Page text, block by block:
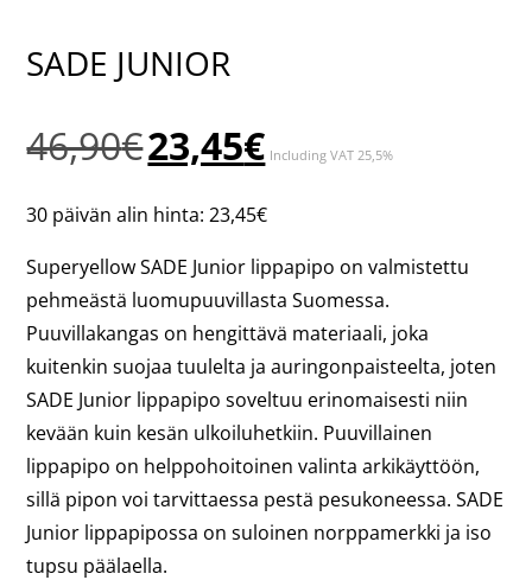
SADE JUNIOR
46,90€ Alkuperäinen
hinta
46,90€.
23,45€hinta
23,45€.
Including VAT 25,5%
30 päivän alin hinta:23,45€
Superyellow SADE Junior lippapipo on valmistettu
pehmeästä luomupuuvillasta Suomessa.
Puuvillakangas on hengittävä materiaali, joka
kuitenkin suojaa tuulelta ja auringonpaisteelta, joten
SADE Junior lippapipo soveltuu erinomaisesti niin
kevään kuin kesän ulkoiluhetkiin. Puuvillainen
lippapipo on helppohoitoinen valinta arkikäyttöön,
sillä pipon voi tarvittaessa pestä pesukoneessa. SADE
Junior lippapipossa on suloinen norppamerkki ja iso
tupsu päälaella.